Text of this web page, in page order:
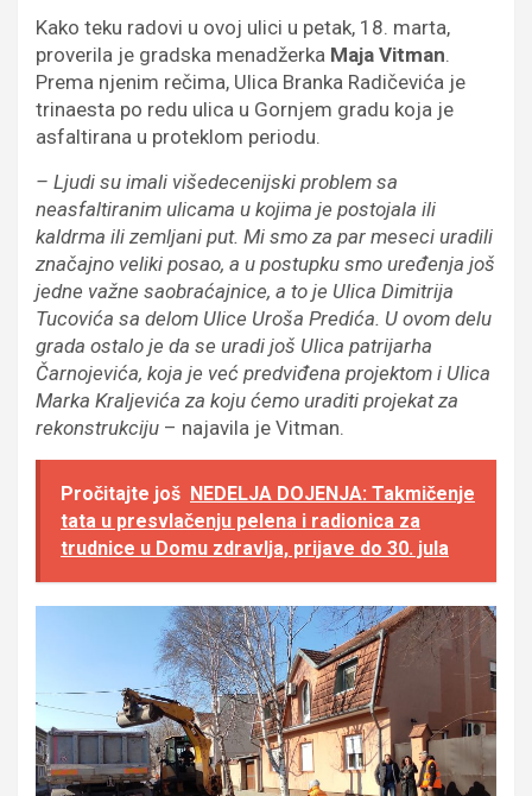
Kako teku radovi u ovoj ulici u petak, 18. marta,
proverila je gradska menadžerka Maja Vitman.
Prema njenim rečima, Ulica Branka Radičevića je
trinaesta po redu ulica u Gornjem gradu koja je
asfaltirana u proteklom periodu.
– Ljudi su imali višedecenijski problem sa
neasfaltiranim ulicama u kojima je postojala ili
kaldrma ili zemljani put. Mi smo za par meseci uradili
značajno veliki posao, a u postupku smo uređenja još
jedne važne saobraćajnice, a to je Ulica Dimitrija
Tucovića sa delom Ulice Uroša Predića. U ovom delu
grada ostalo je da se uradi još Ulica patrijarha
Čarnojevića, koja je već predviđena projektom i Ulica
Marka Kraljevića za koju ćemo uraditi projekat za
rekonstrukciju – najavila je Vitman.
Pročitajte još NEDELJA DOJENJA: Takmičenje
tata u presvlačenju pelena i radionica za
trudnice u Domu zdravlja, prijave do 30. jula